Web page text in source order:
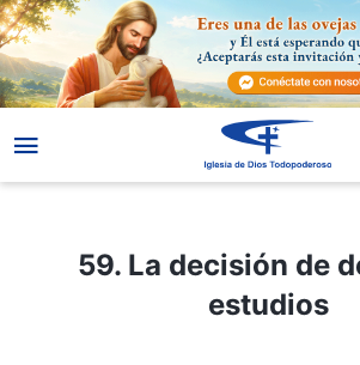
59. La decisión de dejar los estudios
59. La decisión de
estudios